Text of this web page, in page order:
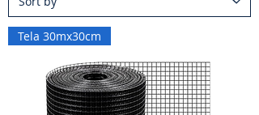
Tela 30mx30cm